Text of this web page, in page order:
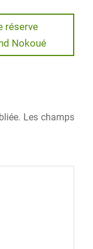
réserve
Nokoué
Les champs